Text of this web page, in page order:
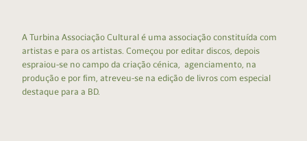
A Turbina Associação Cultural é uma associação constituída com
artistas e para os artistas. Começou por editar discos, depois
espraiou-se no campo da criação cénica, agenciamento, na
produção e por fim, atreveu-se na edição de livros com especial
destaque para a BD.